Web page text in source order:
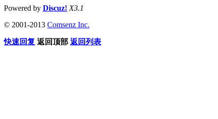
Powered by Discuz! X3.1
© 2001-2013 Comsenz Inc.
快速回复 返回顶部 返回列表